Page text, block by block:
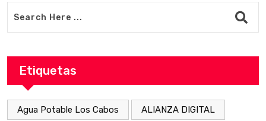
Etiquetas
Agua Potable Los Cabos ALIANZA DIGITAL